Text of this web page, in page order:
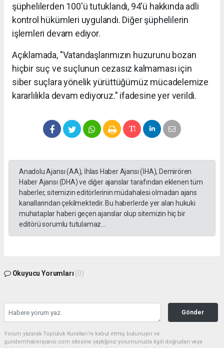
şüphelilerden 100'ü tutuklandı, 94'ü hakkında adli
kontrol hükümleri uygulandı. Diğer şüphelilerin
işlemleri devam ediyor.
Açıklamada, "Vatandaşlarımızın huzurunu bozan
hiçbir suç ve suçlunun cezasız kalmaması için
siber suçlara yönelik yürüttüğümüz mücadelemize
kararlılıkla devam ediyoruz." ifadesine yer verildi.
Anadolu Ajansı (AA), İhlas Haber Ajansı (İHA), Demirören
Haber Ajansı (DHA) ve diğer ajanslar tarafından eklenen tüm
haberler, sitemizin editörlerinin müdahalesi olmadan ajans
kanallarından çekilmektedir. Bu haberlerde yer alan hukuki
muhataplar haberi geçen ajanslar olup sitemizin hiç bir
editörü sorumlu tutulamaz...
Okuyucu Yorumları (0)
Gönder
Yorum yazarak Topluluk Kuralları’nı kabul etmiş bulunuyor ve
gundemhaberajansi.com sitesine yaptığınız yorumunuzla ilgili doğrudan veya